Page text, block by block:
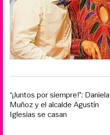
“¡Juntos por siempre!”: Daniela
Muñoz y el alcalde Agustín
Iglesias se casan